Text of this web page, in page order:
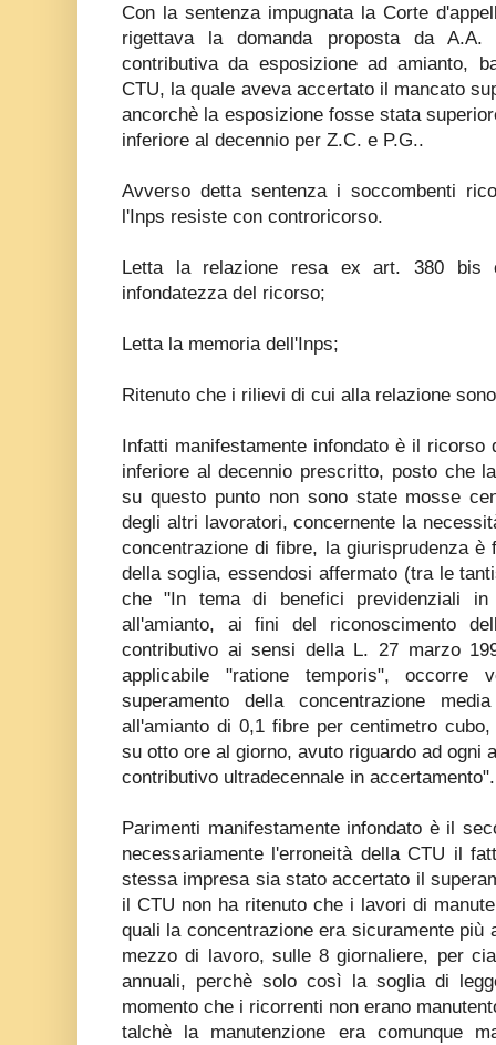
Con la sentenza impugnata la Corte
rigettava la domanda proposta da
contributiva da esposizione ad amianto,
CTU, la quale aveva accertato il mancato
ancorchè la esposizione fosse stata
inferiore al decennio per Z.C. e P.G..
Avverso detta sentenza i soccombenti
l'Inps resiste con controricorso.
Letta la relazione resa ex art. 380 bis
infondatezza del ricorso;
Letta la memoria dell'Inps;
Ritenuto che i rilievi di cui alla relazione
Infatti manifestamente infondato è il
inferiore al decennio prescritto, posto che
su questo punto non sono state mosse
degli altri lavoratori, concernente la
concentrazione di fibre, la giurisprudenza è
della soglia, essendosi affermato (tra le
che "In tema di benefici previdenziali
all'amianto, ai fini del riconoscimento
contributivo ai sensi della L. 27 marzo
applicabile "ratione temporis",
superamento della concentrazione
all'amianto di 0,1 fibre per centimetro
su otto ore al giorno, avuto riguardo ad ogni
contributivo ultradecennale in accertamento".
Parimenti manifestamente infondato è il
necessariamente l'erroneità della CTU il
stessa impresa sia stato accertato il
il CTU non ha ritenuto che i lavori di
quali la concentrazione era sicuramente più
mezzo di lavoro, sulle 8 giornaliere, per
annuali, perchè solo così la soglia di
momento che i ricorrenti non erano
talchè la manutenzione era comunque